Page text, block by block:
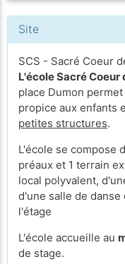
Site
SCS - Sacré Coeur
L'école Sacré Coeur
place Dumon permet
propice aux enfants
petites structures.
L'école se compose
préaux et 1 terrain
local polyvalent,
d'une salle de
l'étage
L'école accueille au
de stage.